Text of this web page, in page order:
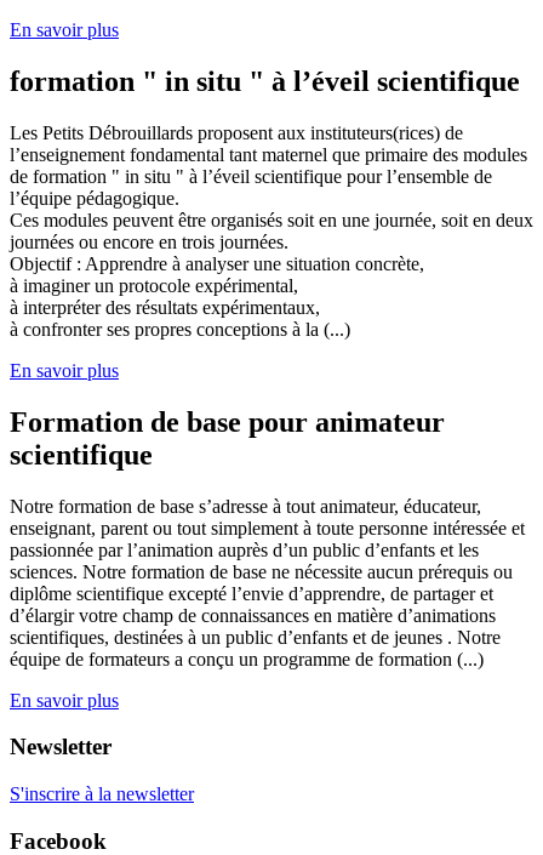
En savoir plus
formation " in situ " à l’éveil scientifique
Les Petits Débrouillards proposent aux instituteurs(rices) de
l’enseignement fondamental tant maternel que primaire des modules
de formation " in situ " à l’éveil scientifique pour l’ensemble de
l’équipe pédagogique.
Ces modules peuvent être organisés soit en une journée, soit en deux
journées ou encore en trois journées.
Objectif : Apprendre à analyser une situation concrète,
à imaginer un protocole expérimental,
à interpréter des résultats expérimentaux,
à confronter ses propres conceptions à la (...)
En savoir plus
Formation de base pour animateur
scientifique
Notre formation de base s’adresse à tout animateur, éducateur,
enseignant, parent ou tout simplement à toute personne intéressée et
passionnée par l’animation auprès d’un public d’enfants et les
sciences. Notre formation de base ne nécessite aucun prérequis ou
diplôme scientifique excepté l’envie d’apprendre, de partager et
d’élargir votre champ de connaissances en matière d’animations
scientifiques, destinées à un public d’enfants et de jeunes . Notre
équipe de formateurs a conçu un programme de formation (...)
En savoir plus
Newsletter
S'inscrire à la newsletter
Facebook